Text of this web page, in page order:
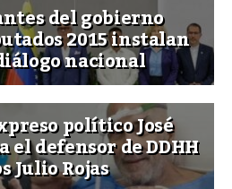
del gobierno
2015 instalan
nacional
político José
defensor de DDHH
Julio Rojas